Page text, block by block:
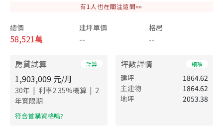
有1 人也在關注這間👀
總價
58,521萬
建坪單價
--
格局
--
房貸試算 計算
1,903,009 元/月
30年 | 利率2.35%概算 | 2
年寬限期
​符合首購資格嗎?
坪數詳情 細項
建坪
1864.62
主建物
1864.62
地坪
2053.38